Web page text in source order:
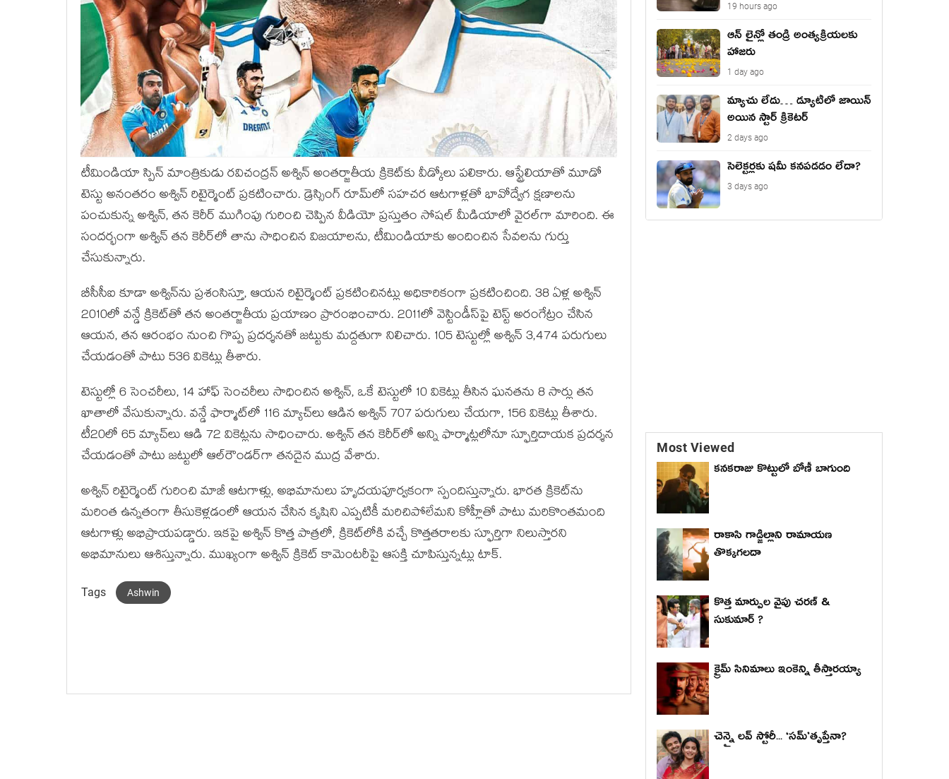
టీమిండియా స్పిన్ మాంత్రికుడు రవిచంద్రన్ అశ్విన్ అంతర్జాతీయ క్రికెట్‌కు వీడ్కోలు పలికారు. ఆస్ట్రేలియాతో మూడో
టెస్టు అనంతరం అశ్విన్ రిటైర్మెంట్ ప్రకటించారు. డ్రెస్సింగ్ రూమ్‌లో సహచర ఆటగాళ్లతో భావోద్వేగ క్షణాలను
పంచుకున్న అశ్విన్, తన కెరీర్‌ ముగింపు గురించి చెప్పిన వీడియో ప్రస్తుతం సోషల్ మీడియాలో వైరల్‌గా మారింది. ఈ
సందర్భంగా అశ్విన్ తన కెరీర్‌లో తాను సాధించిన విజయాలను, టీమిండియాకు అందించిన సేవలను గుర్తు
చేసుకున్నారు.
బీసీసీఐ కూడా అశ్విన్‌ను ప్రశంసిస్తూ, ఆయన రిటైర్మెంట్ ప్రకటించినట్లు అధికారికంగా ప్రకటించింది. 38 ఏళ్ల అశ్విన్
2010లో వన్డే క్రికెట్‌తో తన అంతర్జాతీయ ప్రయాణం ప్రారంభించారు. 2011లో వెస్టిండీస్‌పై టెస్ట్ అరంగేట్రం చేసిన
ఆయన, తన ఆరంభం నుంచి గొప్ప ప్రదర్శనతో జట్టుకు మద్దతుగా నిలిచారు. 105 టెస్టుల్లో అశ్విన్ 3,474 పరుగులు
చేయడంతో పాటు 536 వికెట్లు తీశారు.
టెస్టుల్లో 6 సెంచరీలు, 14 హాఫ్ సెంచరీలు సాధించిన అశ్విన్, ఒకే టెస్టులో 10 వికెట్లు తీసిన ఘనతను 8 సార్లు తన
ఖాతాలో వేసుకున్నారు. వన్డే ఫార్మాట్‌లో 116 మ్యాచ్‌లు ఆడిన అశ్విన్ 707 పరుగులు చేయగా, 156 వికెట్లు తీశారు.
టీ20లో 65 మ్యాచ్‌లు ఆడి 72 వికెట్లను సాధించారు. అశ్విన్ తన కెరీర్‌లో అన్ని ఫార్మాట్లలోనూ స్ఫూర్తిదాయక ప్రదర్శన
చేయడంతో పాటు జట్టులో ఆల్‌రౌండర్‌గా తనదైన ముద్ర వేశారు.
అశ్విన్ రిటైర్మెంట్‌ గురించి మాజీ ఆటగాళ్లు, అభిమానులు హృదయపూర్వకంగా స్పందిస్తున్నారు. భారత క్రికెట్‌ను
మరింత ఉన్నతంగా తీసుకెళ్లడంలో ఆయన చేసిన కృషిని ఎప్పటికీ మరిచిపోలేమని కోహ్లీతో పాటు మరికొంతమంది
ఆటగాళ్లు అభిప్రాయపడ్డారు. ఇకపై అశ్విన్ కొత్త పాత్రలో, క్రికెట్‌లోకి వచ్చే కొత్తతరాలకు స్ఫూర్తిగా నిలుస్తారని
అభిమానులు ఆశిస్తున్నారు. ముఖ్యంగా అశ్విన్ క్రికెట్ కామెంటరీపై ఆసక్తి చూపిస్తున్నట్లు టాక్.
Tags Ashwin
19 hours ago
ఆన్ లైన్లో తండ్రి అంత్యక్రియలకు
హాజరు
1 day ago
మ్యాచు లేదు… డ్యూటీలో జాయిన్
అయిన స్టార్ క్రికెటర్
2 days ago
సెలెక్టర్లకు షమీ కనపడడం లేదా?
3 days ago
Most Viewed
కనకరాజు కొట్టులో బోణీ బాగుంది
రాకాసి గాడ్జిల్లాని రామాయణ
తొక్కగలదా
కొత్త మార్పుల వైపు చరణ్ &
సుకుమార్ ?
క్రైమ్ సినిమాలు ఇంకెన్ని తీస్తారయ్యా
చెన్నై లవ్ స్టోరీ... ‘సమ్’తృప్తేనా?